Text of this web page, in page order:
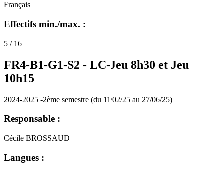
Français
Effectifs min./max. :
5 / 16
FR4-B1-G1-S2 - LC-Jeu 8h30 et Jeu
10h15
2024-2025 -2ème semestre (du 11/02/25 au 27/06/25)
Responsable :
Cécile BROSSAUD
Langues :